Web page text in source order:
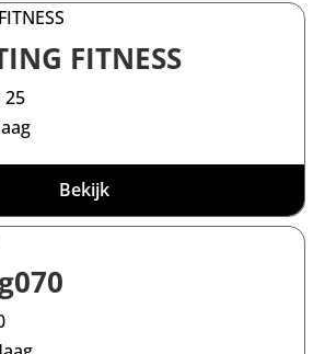
FITNESS
25
Bekijk